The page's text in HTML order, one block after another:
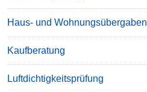
Haus- und Wohnungsübergaben
Kaufberatung
Luftdichtigkeitsprüfung